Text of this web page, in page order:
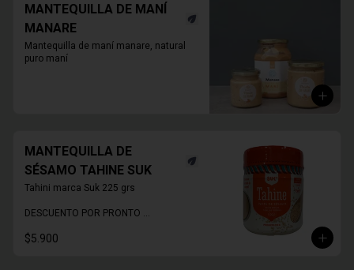
MANTEQUILLA DE MANÍ
MANARE
Mantequilla de maní manare, natural
puro maní
MANTEQUILLA DE
SÉSAMO TAHINE SUK
Tahini marca Suk 225 grs
DESCUENTO POR PRONTO
$5.900